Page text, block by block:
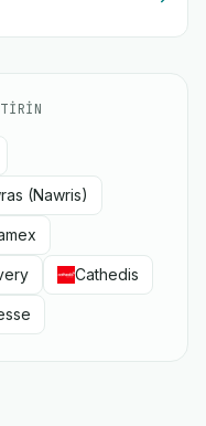
(Nawris)
Cathedis